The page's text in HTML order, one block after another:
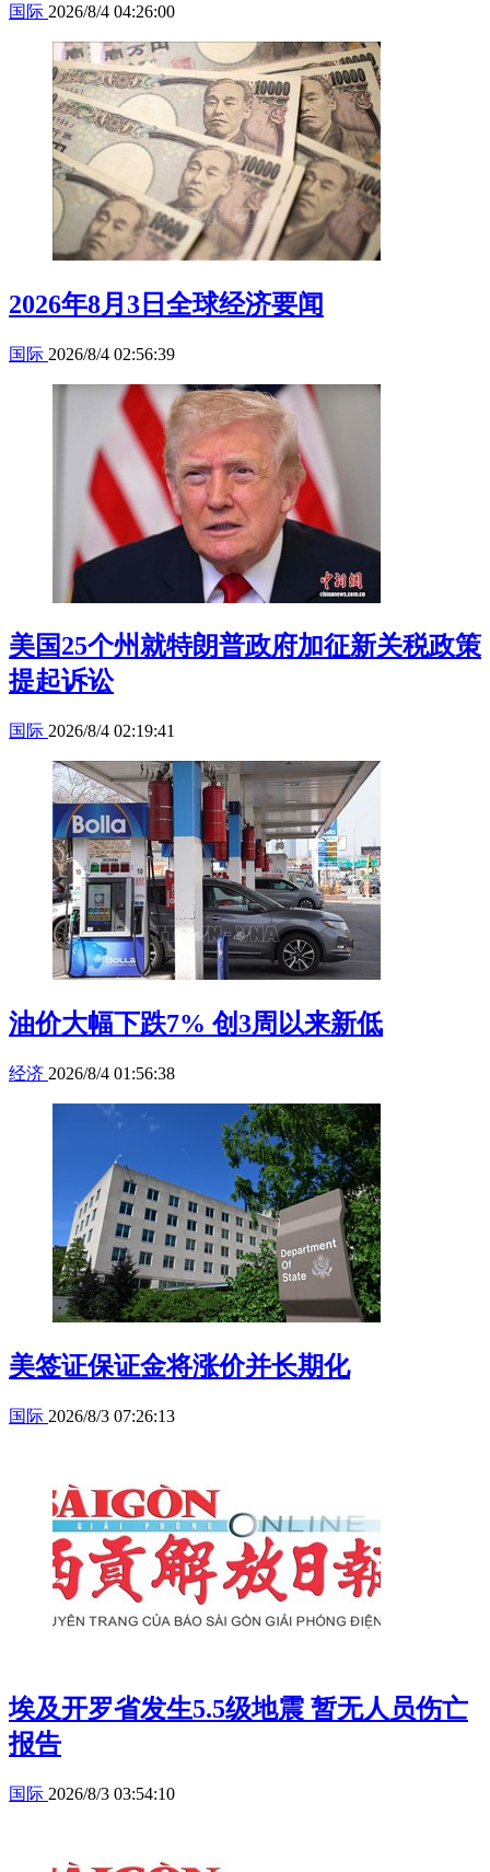
国际 2026/8/4 04:26:00
2026年8月3日全球经济要闻
国际 2026/8/4 02:56:39
美国25个州就特朗普政府加征新关税政策
提起诉讼
国际 2026/8/4 02:19:41
油价大幅下跌7% 创3周以来新低
经济 2026/8/4 01:56:38
美签证保证金将涨价并长期化
国际 2026/8/3 07:26:13
埃及开罗省发生5.5级地震 暂无人员伤亡
报告
国际 2026/8/3 03:54:10